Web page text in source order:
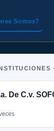
Somos?
De C.v.